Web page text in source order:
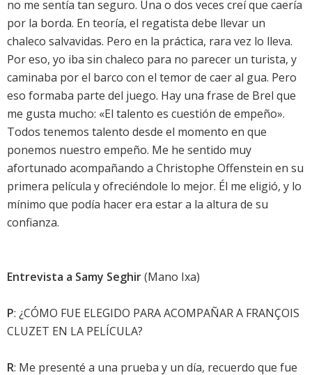
no me sentía tan seguro. Una o dos veces creí que caería
por la borda. En teoría, el regatista debe llevar un
chaleco salvavidas. Pero en la práctica, rara vez lo lleva.
Por eso, yo iba sin chaleco para no parecer un turista, y
caminaba por el barco con el temor de caer al gua. Pero
eso formaba parte del juego. Hay una frase de Brel que
me gusta mucho: «El talento es cuestión de empeño».
Todos tenemos talento desde el momento en que
ponemos nuestro empeño. Me he sentido muy
afortunado acompañando a Christophe Offenstein en su
primera película y ofreciéndole lo mejor. Él me eligió, y lo
mínimo que podía hacer era estar a la altura de su
confianza.
Entrevista a Samy Seghir(Mano Ixa)
P: ¿CÓMO FUE ELEGIDO PARA ACOMPAÑAR A FRANÇOIS
CLUZET EN LA PELÍCULA?
R: Me presenté a una prueba y un día, recuerdo que fue